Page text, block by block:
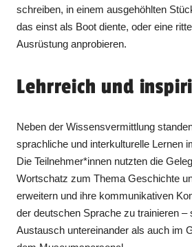
schreiben, in einem ausgehöhlten
das einst als Boot diente, oder eine
Ausrüstung anprobieren.
Lehrreich und
Neben der Wissensvermittlung
sprachliche und interkulturelle Lernen
Die Teilnehmer*innen nutzten die
Wortschatz zum Thema Geschichte
erweitern und ihre kommunikativen
der deutschen Sprache zu trainieren –
Austausch untereinander als auch im